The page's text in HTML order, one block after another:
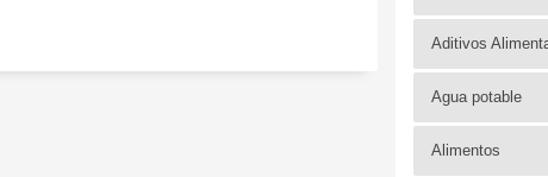
Aditivos
Agua potable
Alimentos